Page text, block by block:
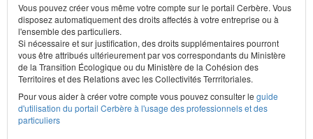
Vous pouvez créer vous même votre compte sur le portail Cerbère. Vous
disposez automatiquement des droits affectés à votre entreprise ou à
l'ensemble des particuliers.
Si nécessaire et sur justification, des droits supplémentaires pourront
vous être attribués ultérieurement par vos correspondants du Ministère
de la Transition Écologique ou du Ministère de la Cohésion des
Territoires et des Relations avec les Collectivités Terrritoriales.
Pour vous aider à créer votre compte vous pouvez consulter le guide
d'utilisation du portail Cerbère à l'usage des professionnels et des
particuliers